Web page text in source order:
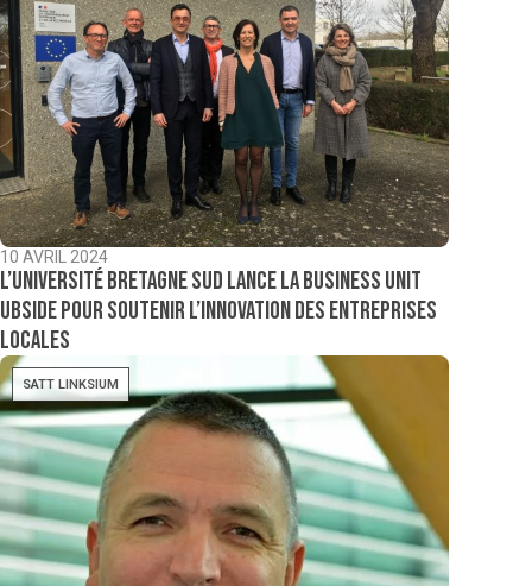
10 AVRIL 2024
L’Université Bretagne Sud lance la business unit
Ubside pour soutenir l’innovation des entreprises
locales
SATT LINKSIUM